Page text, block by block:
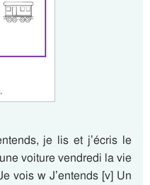
je lis et j’écris le
voiture vendredi la vie
vois w J’entends [v] Un